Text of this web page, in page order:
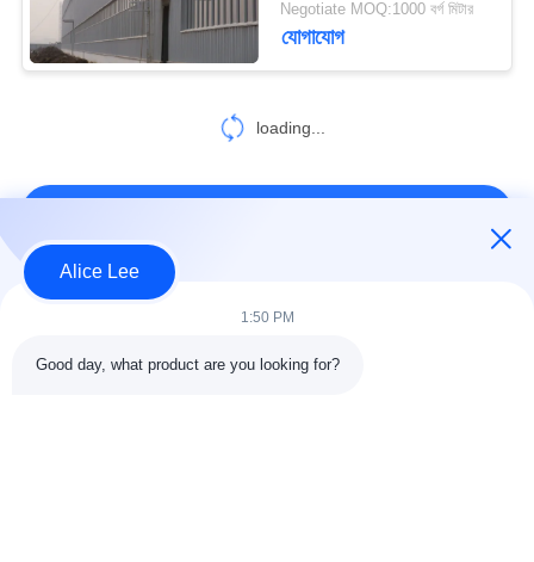
Negotiate MOQ:1000 বর্গ মিটার
যোগাযোগ
loading...
Alice Lee
1:50 PM
Good day, what product are you looking for?